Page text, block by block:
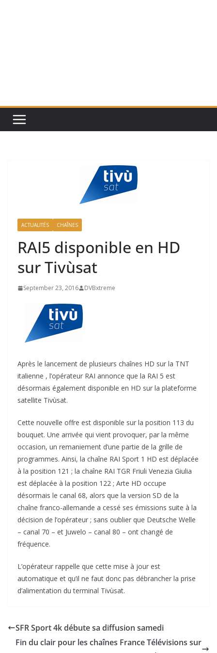
ACTUALITÉS CHAÎNES
RAI5 disponible en HD
sur Tivùsat
September 23, 2016 DVBxtreme
Après le lancement de plusieurs chaînes HD sur la TNT
italienne , l’opérateur RAI annonce que la RAI 5 est
désormais également disponible en HD sur la plateforme
satellite Tivùsat.
Cette nouvelle offre est disponible sur la position 113 du
bouquet. Une arrivée qui vient provoquer, par la même
occasion, un remaniement d’une partie de la grille de
programmes. Ainsi, la chaîne RAI Sport 1 HD est déplacée
à la position 121 ; la chaîne RAI TGR Friuli Venezia Giulia
est déplacée à la position 122 ; Arte HD occupe
désormais le canal 68, alors que la version SD de la
chaîne franco-allemande a cessé ses émissions suite à la
décision de l’opérateur ; sans oublier que Deutsche Welle
– canal 70 – et Juwelo – canal 80 – ont changé de
fréquence.
L’opérateur rappelle que cette mise à jour est
automatique et qu’il ne faut donc pas débrancher la prise
d’alimentation du terminal Tivùsat.
SFR Sport 4k débute sa diffusion samedi
Fin du clair pour les chaînes France Télévisions sur